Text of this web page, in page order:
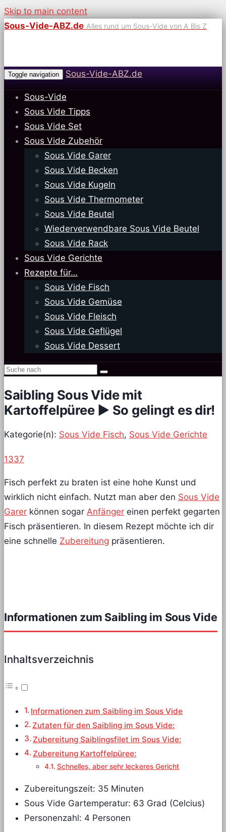
Skip to main content
Sous-Vide-ABZ.de Alles rund um Sous-Vide von A Bis Z
Toggle navigation Sous-Vide-ABZ.de
Sous-Vide
Sous Vide Tipps
Sous Vide Set
Sous Vide Zubehör
Sous Vide Garer
Sous Vide Becken
Sous Vide Kugeln
Sous Vide Thermometer
Sous Vide Beutel
Wiederverwendbare Sous Vide Beutel
Sous Vide Rack
Sous Vide Gerichte
Rezepte für…
Sous Vide Fisch
Sous Vide Gemüse
Sous Vide Fleisch
Sous Vide Geflügel
Sous Vide Dessert
Saibling Sous Vide mit
Kartoffelpüree ► So gelingt es dir!
Kategorie(n): Sous Vide Fisch, Sous Vide Gerichte
1337
Fisch perfekt zu braten ist eine hohe Kunst und
wirklich nicht einfach. Nutzt man aber den Sous Vide
Garer können sogar Anfänger einen perfekt gegarten
Fisch präsentieren. In diesem Rezept möchte ich dir
eine schnelle Zubereitung präsentieren.
Informationen zum Saibling im Sous Vide
Inhaltsverzeichnis
Informationen zum Saibling im Sous Vide
Zutaten für den Saibling im Sous Vide:
Zubereitung Saiblingsfilet im Sous Vide:
Zubereitung Kartoffelpüree:
Schnelles, aber sehr leckeres Gericht
Zubereitungszeit: 35 Minuten
Sous Vide Gartemperatur: 63 Grad (Celcius)
Personenzahl: 4 Personen